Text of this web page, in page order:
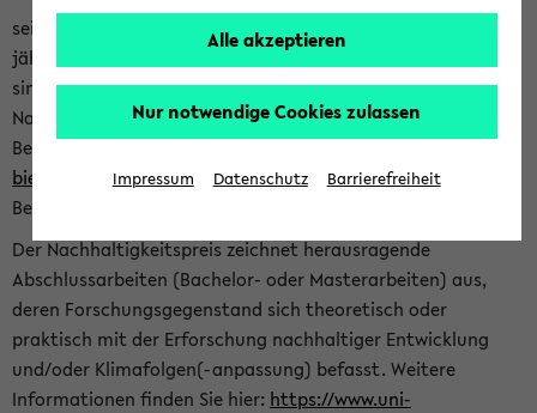
seit 2023 verleiht das Rektorat der Universität Bielefeld
jährlich den Nachhaltigkeitspreis für Abschlussarbeiten. Sie
sind herzlich eingeladen sich mit Ihrer Abschlussarbeit beim
Nachhaltigkeitsbüro zu bewerben. Bitte nutzen Sie für Ihre
Bewerbung dieses Formular<https://formulare.uni-
bielefeld.de/frontend-server/form/provide/913/>. Die
Bewerbungsfrist endet am 30.09.2026.
Der Nachhaltigkeitspreis zeichnet herausragende
Abschlussarbeiten (Bachelor- oder Masterarbeiten) aus,
deren Forschungsgegenstand sich theoretisch oder
praktisch mit der Erforschung nachhaltiger Entwicklung
und/oder Klimafolgen(-anpassung) befasst. Weitere
Informationen finden Sie hier: https://www.uni-
Alle akzeptieren
Nur notwendige Cookies zulassen
Impressum Datenschutz Barrierefreiheit